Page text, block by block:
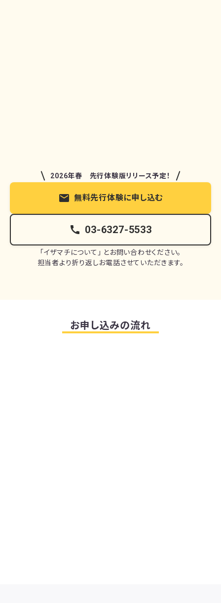
2026年春 先行体験版リリース予定！
mail 無料先行体験に申し込む
call 03-6327-5533
「イザマチについて」 とお問い合わせください。
担当者より折り返しお電話させていただきます。
お申し込みの流れ